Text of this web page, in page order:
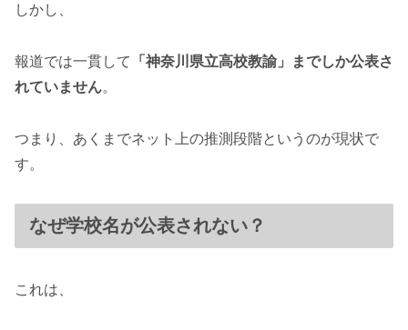
しかし、
報道では一貫して
「神奈川県立高校教諭」までしか公表さ
れていません。
つまり、あくまでネット上の推測段階というのが現状で
す。
なぜ学校名が公表されない？
これは、